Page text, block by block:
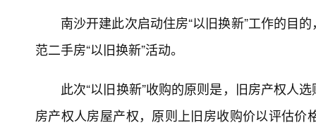
南沙开建此次启动住房“以旧换新”工作的目
范二手房“以旧换新”活动。
此次“以旧换新”收购的原则是，旧房产权人
房产权人房屋产权，原则上旧房收购价以评估